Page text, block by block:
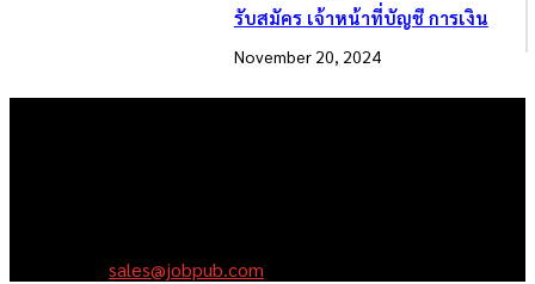
รับสมัคร เจ้าหน้าที่บัญชี การเงิน
November 20, 2024
sales@jobpub.com